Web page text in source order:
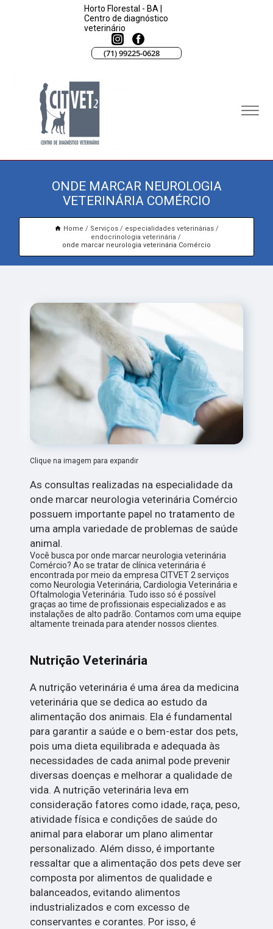
Horto Florestal - BA |
Centro de diagnóstico
veterinário
(71) 99225-0628
ONDE MARCAR NEUROLOGIA
VETERINÁRIA COMÉRCIO
Home Serviços
especialidades veterinárias
endocrinologia veterinária
onde marcar neurologia veterinária Comércio
Clique na imagem para expandir
As consultas realizadas na especialidade da
onde marcar neurologia veterinária Comércio
possuem importante papel no tratamento de
uma ampla variedade de problemas de saúde
animal.
Você busca por onde marcar neurologia veterinária
Comércio? Ao se tratar de clínica veterinária é
encontrada por meio da empresa CITVET 2 serviços
como Neurologia Veterinária, Cardiologia Veterinária e
Oftalmologia Veterinária. Tudo isso só é possível
graças ao time de profissionais especializados e as
instalações de alto padrão. Contamos com uma equipe
altamente treinada para atender nossos clientes.
Nutrição Veterinária
A nutrição veterinária é uma área da medicina
veterinária que se dedica ao estudo da
alimentação dos animais. Ela é fundamental
para garantir a saúde e o bem-estar dos pets,
pois uma dieta equilibrada e adequada às
necessidades de cada animal pode prevenir
diversas doenças e melhorar a qualidade de
vida. A nutrição veterinária leva em
consideração fatores como idade, raça, peso,
atividade física e condições de saúde do
animal para elaborar um plano alimentar
personalizado. Além disso, é importante
ressaltar que a alimentação dos pets deve ser
composta por alimentos de qualidade e
balanceados, evitando alimentos
industrializados e com excesso de
conservantes e corantes. Por isso, é